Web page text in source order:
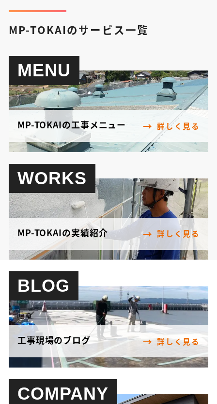
MP-TOKAIのサービス一覧
MENU
MP-TOKAIの工事メニュー 詳しく見る
WORKS
MP-TOKAIの実績紹介 詳しく見る
BLOG
工事現場のブログ 詳しく見る
COMPANY